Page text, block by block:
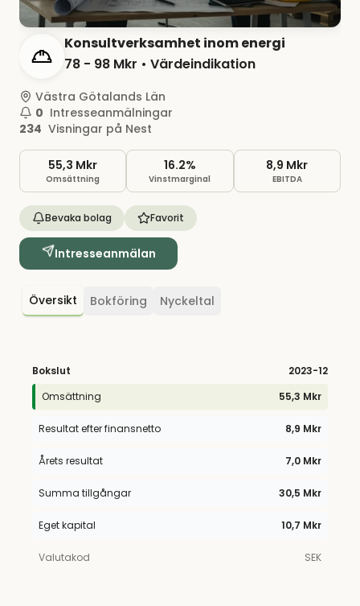
Konsultverksamhet inom energi
78 - 98 Mkr • Värdeindikation
Västra Götalands Län
0 Intresseanmälningar
234 Visningar på Nest
55,3 Mkr
Omsättning
16.2%
Vinstmarginal
8,9 Mkr
EBITDA
Bevaka bolag Favorit
Intresseanmälan
Översikt Bokföring Nyckeltal
Bokslut 2023-12
Omsättning
55,3 Mkr
Resultat efter finansnetto 8,9 Mkr
Årets resultat 7,0 Mkr
Summa tillgångar 30,5 Mkr
Eget kapital 10,7 Mkr
Valutakod SEK